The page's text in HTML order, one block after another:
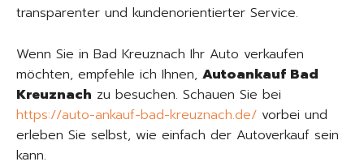
transparenter und kundenorientierter Service.
Wenn Sie in Bad Kreuznach Ihr Auto verkaufen
möchten, empfehle ich Ihnen, Autoankauf Bad
Kreuznach zu besuchen. Schauen Sie bei
https://auto-ankauf-bad-kreuznach.de/ vorbei und
erleben Sie selbst, wie einfach der Autoverkauf sein
kann.